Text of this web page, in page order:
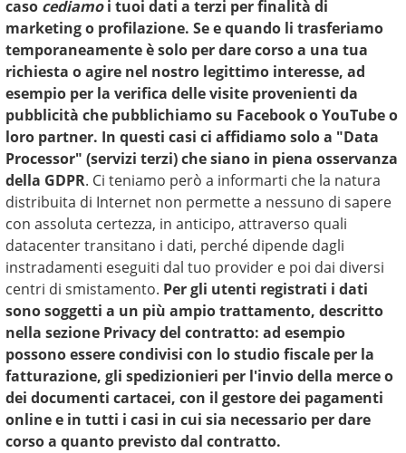
caso cediamoi tuoi dati a terzi per finalità di
marketing o profilazione. Se e quando li trasferiamo
temporaneamente è solo per dare corso a una tua
richiesta o agire nel nostro legittimo interesse, ad
esempio per la verifica delle visite provenienti da
pubblicità che pubblichiamo su Facebook o YouTube o
loro partner. In questi casi ci affidiamo solo a "Data
Processor" (servizi terzi) che siano in piena osservanza
della GDPR. Ci teniamo però a informarti che la natura
distribuita di Internet non permette a nessuno di sapere
con assoluta certezza, in anticipo, attraverso quali
datacenter transitano i dati, perché dipende dagli
instradamenti eseguiti dal tuo provider e poi dai diversi
centri di smistamento. Per gli utenti registrati i dati
sono soggetti a un più ampio trattamento, descritto
nella sezione Privacy del contratto: ad esempio
possono essere condivisi con lo studio fiscale per la
fatturazione, gli spedizionieri per l'invio della merce o
dei documenti cartacei, con il gestore dei pagamenti
online e in tutti i casi in cui sia necessario per dare
corso a quanto previsto dal contratto.